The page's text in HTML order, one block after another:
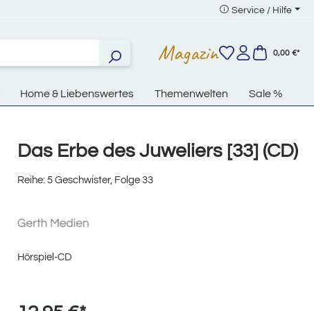
Service / Hilfe
Magazin 0,00 €*
Home & Liebenswertes Themenwelten Sale %
Das Erbe des Juweliers [33] (CD)
Reihe: 5 Geschwister, Folge 33
Hörspiel-CD